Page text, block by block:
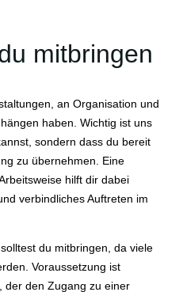
mitbringen
an Organisation und
haben. Wichtig ist uns
sondern dass du bereit
zu übernehmen. Eine
hilft dir dabei
verbindliches Auftreten im
du mitbringen, da viele
Voraussetzung ist
der den Zugang zu einer